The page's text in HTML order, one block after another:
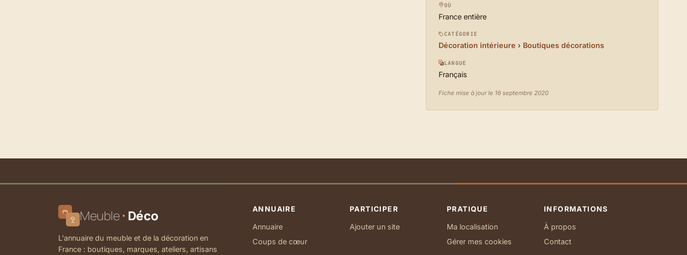
OÙ
France entière
CATÉGORIE
Décoration intérieure › Boutiques décorations
LANGUE
Français
Fiche mise à jour le 16 septembre 2020
Meuble Déco
L'annuaire du meuble et de la décoration en
France : boutiques, marques, ateliers, artisans
ANNUAIRE
Annuaire
Coups de cœur
PARTICIPER
Ajouter un site
PRATIQUE
Ma localisation
Gérer mes cookies
INFORMATIONS
À propos
Contact